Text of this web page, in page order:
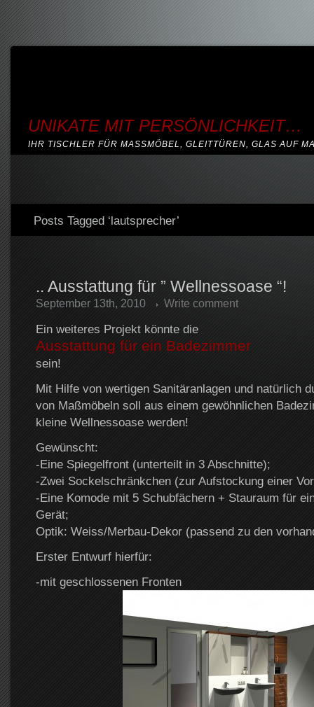
UNIKATE MIT PERSÖNLICHKEIT…
IHR TISCHLER FÜR MASSMÖBEL, GLEITTÜREN, GLAS AUF
Posts Tagged ‘lautsprecher’
.. Ausstattung für ” Wellnessoase “!
September 13th, 2010 Write comment
Ein weiteres Projekt könnte die
Ausstattung für ein Badezimmer
sein!
Mit Hilfe von wertigen Sanitäranlagen und natürlich
von Maßmöbeln soll aus einem gewöhnlichen
kleine Wellnessoase werden!
Gewünscht:
-Eine Spiegelfront (unterteilt in 3 Abschnitte);
-Zwei Sockelschränkchen (zur Aufstockung einer
-Eine Komode mit 5 Schubfächern + Stauraum für
Gerät;
Optik: Weiss/Merbau-Dekor (passend zu den
Erster Entwurf hierfür:
-mit geschlossenen Fronten